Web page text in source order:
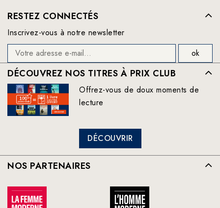
RESTEZ CONNECTÉS
Inscrivez-vous à notre newsletter
DÉCOUVREZ NOS TITRES À PRIX CLUB
Offrez-vous de doux moments de
lecture
DÉCOUVRIR
NOS PARTENAIRES